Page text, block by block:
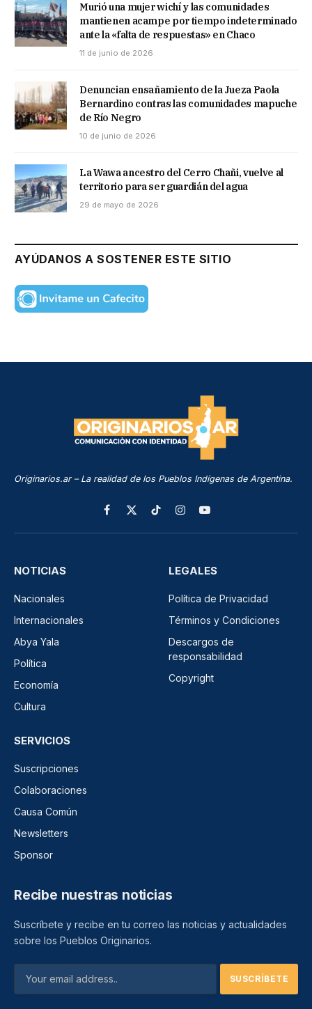
Murió una mujer wichí y las comunidades
mantienen acampe por tiempo indeterminado
ante la «falta de respuestas» en Chaco
11 de junio de 2026
Denuncian ensañamiento de la Jueza Paola
Bernardino contras las comunidades mapuche
de Río Negro
10 de junio de 2026
La Wawa ancestro del Cerro Chañi, vuelve al
territorio para ser guardián del agua
29 de mayo de 2026
AYÚDANOS A SOSTENER ESTE SITIO
Originarios.ar – La realidad de los Pueblos Indígenas de Argentina.
Facebook
X
(Twitter)
TikTokInstagramYouTube
NOTICIAS
Nacionales
Internacionales
Abya Yala
Política
Economía
Cultura
LEGALES
Política de Privacidad
Términos y Condiciones
Descargos de
responsabilidad
Copyright
SERVICIOS
Suscripciones
Colaboraciones
Causa Común
Newsletters
Sponsor
Recibe nuestras noticias
Suscríbete y recibe en tu correo las noticias y actualidades
sobre los Pueblos Originarios.